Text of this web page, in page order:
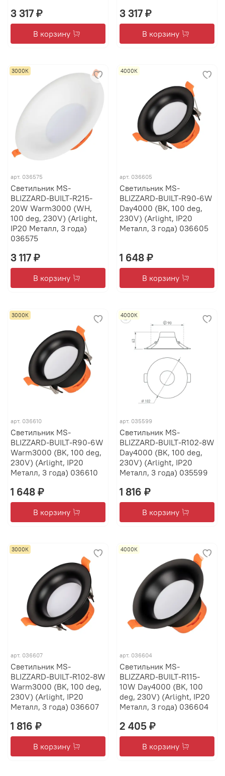
3 317 ₽
В корзину
3 317 ₽
В корзину
3000К
арт. 036575
Светильник MS-
BLIZZARD-BUILT-R215-
20W Warm3000 (WH,
100 deg, 230V) (Arlight,
IP20 Металл, 3 года)
036575
3 117 ₽
В корзину
4000К
арт. 036605
Светильник MS-
BLIZZARD-BUILT-R90-6W
Day4000 (BK, 100 deg,
230V) (Arlight, IP20
Металл, 3 года) 036605
1 648 ₽
В корзину
3000К
арт. 036610
Светильник MS-
BLIZZARD-BUILT-R90-6W
Warm3000 (BK, 100 deg,
230V) (Arlight, IP20
Металл, 3 года) 036610
1 648 ₽
В корзину
4000К
арт. 035599
Светильник MS-
BLIZZARD-BUILT-R102-8W
Day4000 (BK, 100 deg,
230V) (Arlight, IP20
Металл, 3 года) 035599
1 816 ₽
В корзину
3000К
арт. 036607
Светильник MS-
BLIZZARD-BUILT-R102-8W
Warm3000 (BK, 100 deg,
230V) (Arlight, IP20
Металл, 3 года) 036607
1 816 ₽
В корзину
4000К
арт. 036604
Светильник MS-
BLIZZARD-BUILT-R115-
10W Day4000 (BK, 100
deg, 230V) (Arlight, IP20
Металл, 3 года) 036604
2 405 ₽
В корзину